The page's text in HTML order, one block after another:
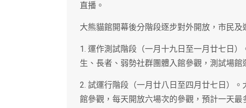
直播。
大熊貓館開幕後分階段逐步對外開放，市民及
1. 運作測試階段（一月十九日至一月廿七日
生、長者、弱勢社群團體入館參觀，測試場館
2. 試運行階段（一月廿八日至四月廿七日）
館參觀，每天開放六場次的參觀，預計一天